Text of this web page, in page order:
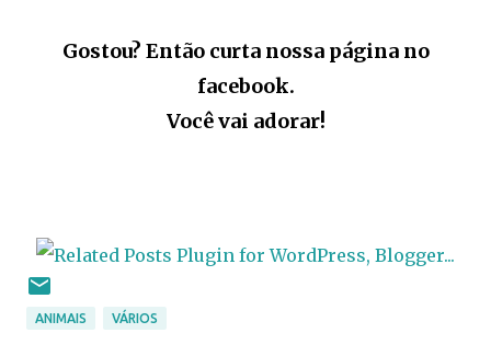
Gostou? Então curta nossa página no
facebook.
Você vai adorar!
ANIMAIS VÁRIOS